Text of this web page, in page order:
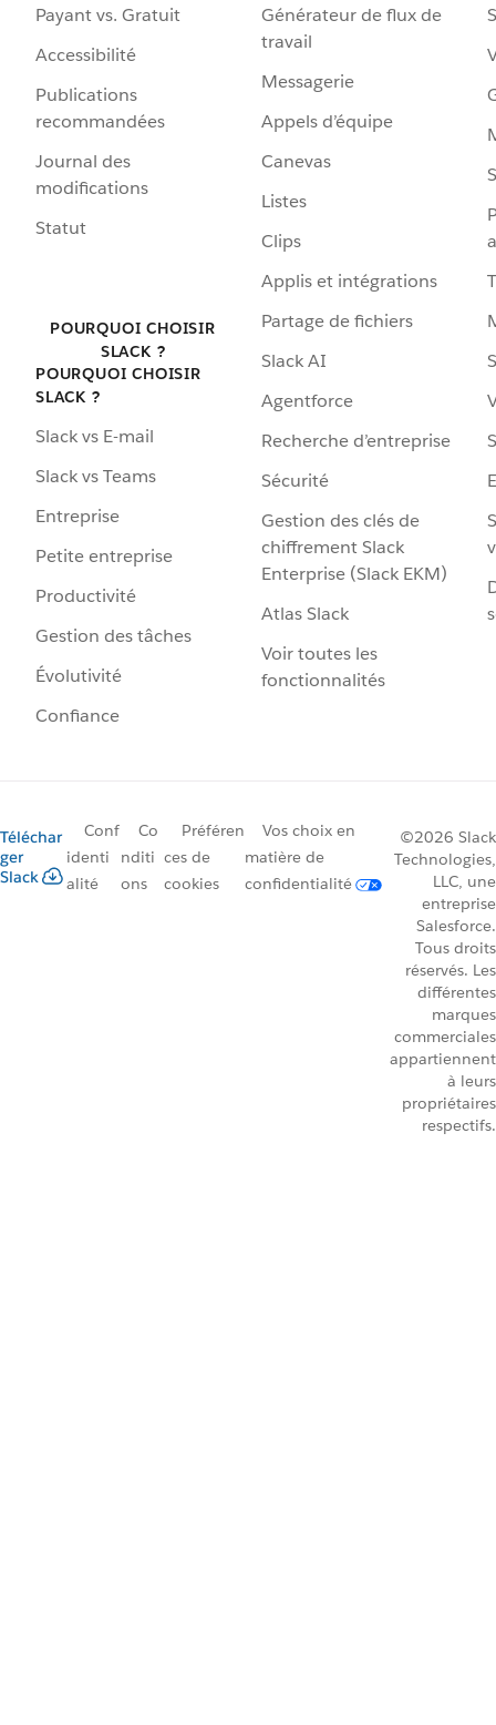
Payant vs. Gratuit
Accessibilité
Publications
recommandées
Journal des
modifications
Statut
POURQUOI CHOISIR
SLACK ?
POURQUOI CHOISIR
SLACK ?
Slack vs E-mail
Slack vs Teams
Entreprise
Petite entreprise
Productivité
Gestion des tâches
Évolutivité
Confiance
Générateur de flux de
travail
Messagerie
Appels d’équipe
Canevas
Listes
Clips
Applis et intégrations
Partage de fichiers
Slack AI
Agentforce
Recherche d’entreprise
Sécurité
Gestion des clés de
chiffrement Slack
Enterprise (Slack EKM)
Atlas Slack
Voir toutes les
fonctionnalités
Téléchar
ger
Slack
Conf
identi
alité
Co
nditi
ons
Préféren
ces de
cookies
Vos choix en
matière de
confidentialité
©2026 Slack
Technologies,
LLC, une
entreprise
Salesforce.
Tous droits
réservés. Les
différentes
marques
commerciales
appartiennent
à leurs
propriétaires
respectifs.